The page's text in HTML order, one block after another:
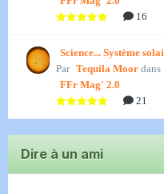
16
Science... Système
Par Tequila Moor dans
FFr Mag' 2.0
21
Dire à un ami